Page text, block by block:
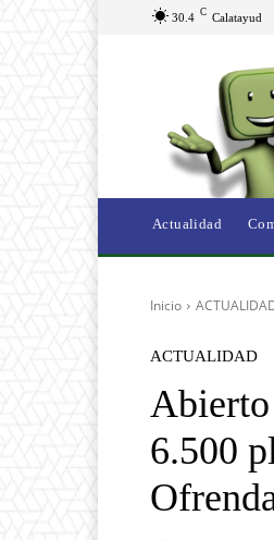
30.4 C Calatayud
Actualidad
Inicio
ACTUALIDAD
Abierto
6.500